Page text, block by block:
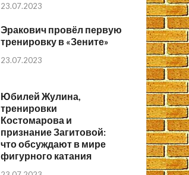
23.07.2023
Эракович провёл первую
тренировку в «Зените»
23.07.2023
Юбилей Жулина,
тренировки
Костомарова и
признание Загитовой:
что обсуждают в мире
фигурного катания